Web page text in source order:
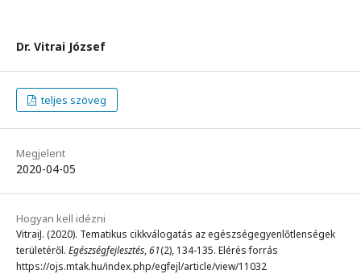
Dr. Vitrai József
teljes szöveg
Megjelent
2020-04-05
Hogyan kell idézni
VitraiJ. (2020). Tematikus cikkválogatás az egészségegyenlőtlenségek
területéről. Egészségfejlesztés,61(2), 134-135. Elérés forrás
https://ojs.mtak.hu/index.php/egfejl/article/view/11032